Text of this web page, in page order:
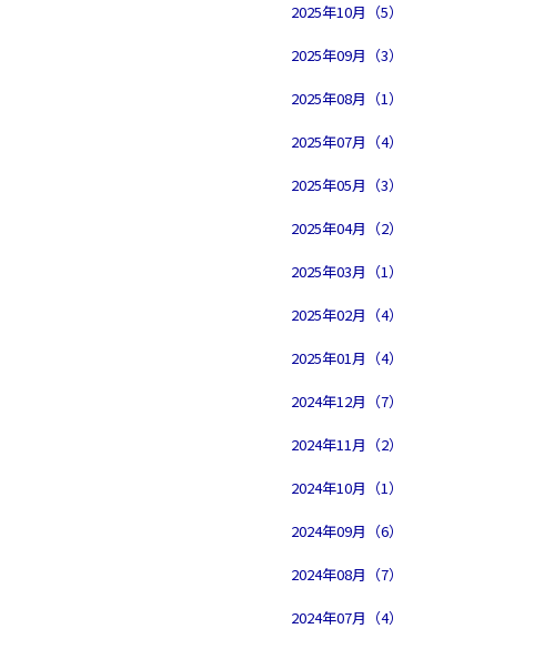
2025年10月（5）
2025年09月（3）
2025年08月（1）
2025年07月（4）
2025年05月（3）
2025年04月（2）
2025年03月（1）
2025年02月（4）
2025年01月（4）
2024年12月（7）
2024年11月（2）
2024年10月（1）
2024年09月（6）
2024年08月（7）
2024年07月（4）